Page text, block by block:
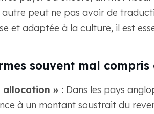
peut ne pas avoir de
et adaptée à la culture, il est
souvent mal
allocation » :Dans les pays
à un montant soustrait du